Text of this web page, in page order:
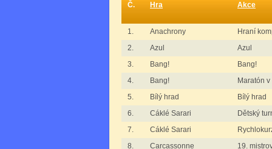
Č. Hra Akce
1. Anachrony
Hraní
2.
Azul
Azul
3.
Bang!
Bang!
4.
Bang!
Maratón
5.
Bílý hrad
Bílý hrad
6.
Cáklé Sarari
Dětský
7.
Cáklé Sarari
8.
Carcassonne
19.